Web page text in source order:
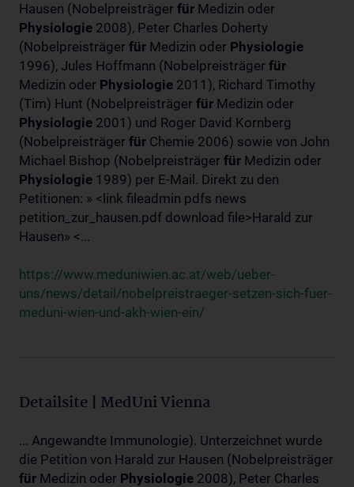
Hausen (Nobelpreisträger für Medizin oder
Physiologie 2008), Peter Charles Doherty
(Nobelpreisträger für Medizin oder Physiologie
1996), Jules Hoffmann (Nobelpreisträger für
Medizin oder Physiologie 2011), Richard Timothy
(Tim) Hunt (Nobelpreisträger für Medizin oder
Physiologie 2001) und Roger David Kornberg
(Nobelpreisträger für Chemie 2006) sowie von John
Michael Bishop (Nobelpreisträger für Medizin oder
Physiologie 1989) per E-Mail. Direkt zu den
Petitionen: » <link fileadmin pdfs news
petition_zur_hausen.pdf download file>Harald zur
Hausen» <...
https://www.meduniwien.ac.at/web/ueber-
uns/news/detail/nobelpreistraeger-setzen-sich-fuer-
meduni-wien-und-akh-wien-ein/
Detailsite | MedUni Vienna
... Angewandte Immunologie). Unterzeichnet wurde
die Petition von Harald zur Hausen (Nobelpreisträger
für Medizin oder Physiologie 2008), Peter Charles